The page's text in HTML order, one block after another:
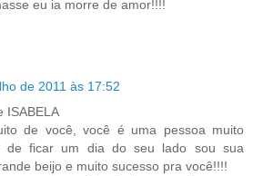
eu ia morre de amor!!!!
de 2011 às 17:52
ISABELA
de você, você é uma pessoa muito
de ficar um dia do seu lado sou sua
beijo e muito sucesso pra você!!!!